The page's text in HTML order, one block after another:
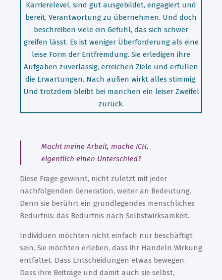
Karrierelevel, sind gut ausgebildet, engagiert und
bereit, Verantwortung zu übernehmen. Und doch
beschreiben viele ein Gefühl, das sich schwer
greifen lässt. Es ist weniger Überforderung als eine
leise Form der Entfremdung. Sie erledigen ihre
Aufgaben zuverlässig, erreichen Ziele und erfüllen
die Erwartungen. Nach außen wirkt alles stimmig.
Und trotzdem bleibt bei manchen ein leiser Zweifel
zurück.
Macht meine Arbeit, mache ICH,
eigentlich einen Unterschied?
Diese Frage gewinnt, nicht zuletzt mit jeder
nachfolgenden Generation, weiter an Bedeutung.
Denn sie berührt ein grundlegendes menschliches
Bedürfnis: das Bedürfnis nach Selbstwirksamkeit.
Individuen möchten nicht einfach nur beschäftigt
sein. Sie möchten erleben, dass ihr Handeln Wirkung
entfaltet. Dass Entscheidungen etwas bewegen.
Dass ihre Beiträge und damit auch sie selbst,